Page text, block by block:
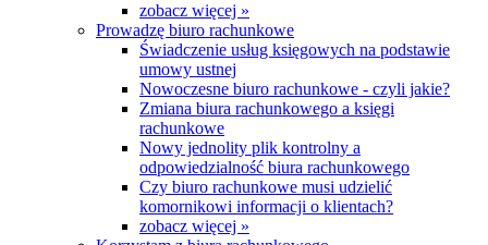
zobacz więcej »
Prowadzę biuro rachunkowe
Świadczenie usług księgowych na podstawie
umowy ustnej
Nowoczesne biuro rachunkowe - czyli jakie?
Zmiana biura rachunkowego a księgi
rachunkowe
Nowy jednolity plik kontrolny a
odpowiedzialność biura rachunkowego
Czy biuro rachunkowe musi udzielić
komornikowi informacji o klientach?
zobacz więcej »